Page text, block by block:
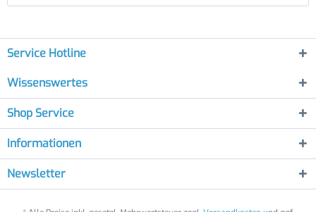
Service Hotline
Wissenswertes
Shop Service
Informationen
Newsletter